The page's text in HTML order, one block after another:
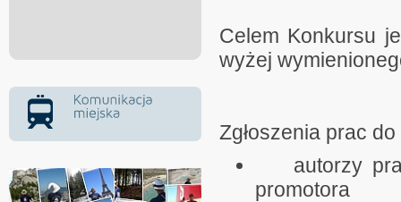
Celem Konkursu
wyżej
Zgłoszenia prac
autorzy prac
promotora